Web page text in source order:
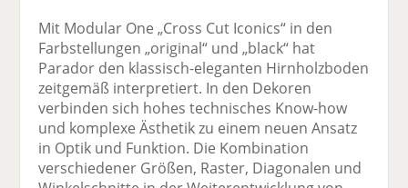
Mit Modular One „Cross Cut Iconics“ in den
Farbstellungen „original“ und „black“ hat
Parador den klassisch-eleganten Hirnholzboden
zeitgemäß interpretiert. In den Dekoren
verbinden sich hohes technisches Know-how
und komplexe Ästhetik zu einem neuen Ansatz
in Optik und Funktion. Die Kombination
verschiedener Größen, Raster, Diagonalen und